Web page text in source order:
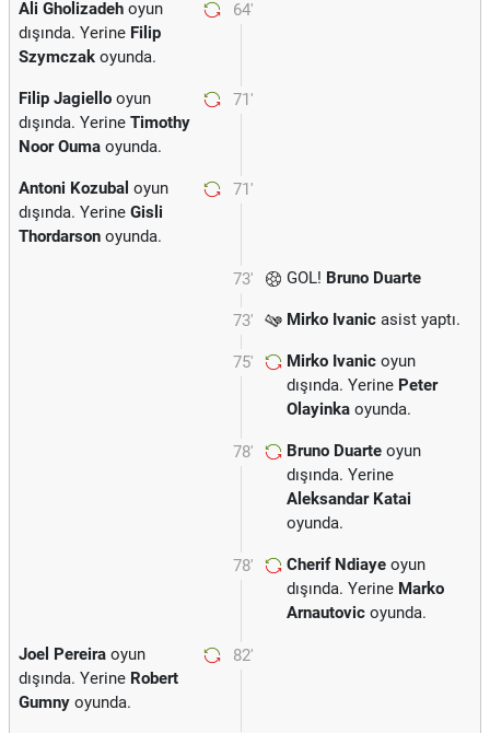
64'
Ali Gholizadeh oyun
dışında. Yerine Filip
Szymczak oyunda.
71'
Filip Jagiello oyun
dışında. Yerine Timothy
Noor Ouma oyunda.
71'
Antoni Kozubal oyun
dışında. Yerine Gisli
Thordarson oyunda.
73' GOL! Bruno Duarte
73' Mirko Ivanic asist yaptı.
75' Mirko Ivanic oyun
dışında. Yerine Peter
Olayinka oyunda.
78' Bruno Duarte oyun
dışında. Yerine
Aleksandar Katai
oyunda.
78' Cherif Ndiaye oyun
dışında. Yerine Marko
Arnautovic oyunda.
82'
Joel Pereira oyun
dışında. Yerine Robert
Gumny oyunda.